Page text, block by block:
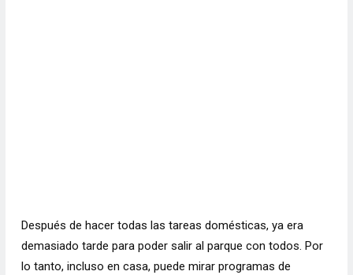
Después de hacer todas las tareas domésticas, ya era
demasiado tarde para poder salir al parque con todos. Por
lo tanto, incluso en casa, puede mirar programas de